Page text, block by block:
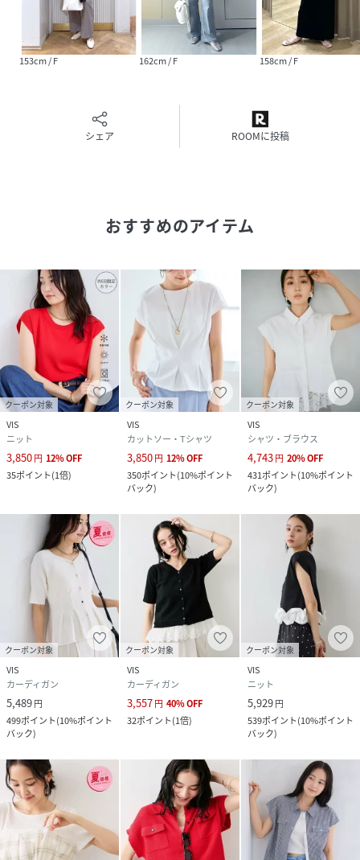
透け感：ややあり
伸縮性：あり
ボタン：なし
季節：春、夏、秋
-----------------------------
※画像の商品はサンプルです。実際の商品と仕様、加工、サ
イズが若干異なる場合がございます。
い色味は生地アップ画像をご確認ください
性別タイプ レディース
原産国
ブラック（01）：中国｜オフホワイト（15）：
中国｜サックス（48）：中国｜ピンク（63）：
中国
ブラック（01）：（本体） レーヨン 62% ポリ
エステル 31% ナイロン 7% （インナー） （上身
部分） ポリエステル 100%｜オフホワイト
（15）：（本体） レーヨン 62% ポリエステル
31% ナイロン 7% （インナー） （上身頃部分）
リエステル 100%｜サックス（48）：（本体）
レーヨン 62% ポリエステル 31% ナイロン 7%
（インナー） （上身頃部分） ポリエステル 75%
綿 25% （ペプラム部分） ポリエステル 100%｜
ピンク（63）：（本体） レーヨン 62% ポリエ
ステル 31% ナイロン 7% （インナー） （上身頃
部分） ポリエステル 75% 綿 25% （ペプラム部
分） ポリエステル 100%
サイズ
クリーニング
ブラック（01）：
オフホワイト（15）：
サックス（48）：
品番
RX7710_BVM16410
BVM16410-01-099 RX7710
153cm / F 162cm / F 158cm / F
シェア ROOMに投稿
おすすめのアイテム
クーポン対象
VIS
ニット
3,850円 12%OFF
35ポイント(1倍)
クーポン対象
VIS
カットソー・Tシャツ
3,850円 12%OFF
350ポイント(10%ポイント
バック)
クーポン対象
VIS
シャツ・ブラウス
4,743円 20%OFF
431ポイント(10%ポイント
バック)
クーポン対象
VIS
カーディガン
5,489円
499ポイント(10%ポイント
バック)
クーポン対象
VIS
カーディガン
3,557円 40%OFF
32ポイント(1倍)
クーポン対象
VIS
ニット
5,929円
539ポイント(10%ポイント
バック)